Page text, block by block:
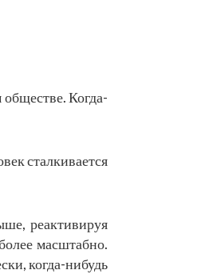
Когда-
сталкивается
реактивируя
масштабно.
когда-нибудь